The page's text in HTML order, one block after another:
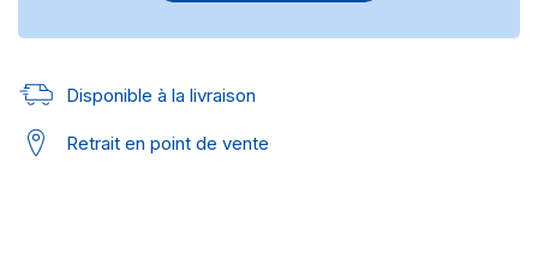
Disponible à la livraison
Retrait en point de vente